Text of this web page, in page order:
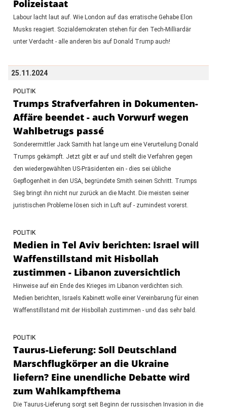
Polizeistaat
Labour lacht laut auf. Wie London auf das erratische Gehabe Elon
Musks reagiert. Sozialdemokraten stehen für den Tech-Milliardär
unter Verdacht - alle anderen bis auf Donald Trump auch!
25.11.2024
POLITIK
Trumps Strafverfahren in Dokumenten-
Affäre beendet - auch Vorwurf wegen
Wahlbetrugs passé
Sonderermittler Jack Samith hat lange um eine Verurteilung Donald
Trumps gekämpft. Jetzt gibt er auf und stellt die Verfahren gegen
den wiedergewählten US-Präsidenten ein - dies sei übliche
Gepflogenheit in den USA, begründete Smith seinen Schritt. Trumps
Sieg bringt ihn nicht nur zurück an die Macht. Die meisten seiner
juristischen Probleme lösen sich in Luft auf - zumindest vorerst.
POLITIK
Medien in Tel Aviv berichten: Israel will
Waffenstillstand mit Hisbollah
zustimmen - Libanon zuversichtlich
Hinweise auf ein Ende des Krieges im Libanon verdichten sich.
Medien berichten, Israels Kabinett wolle einer Vereinbarung für einen
Waffenstillstand mit der Hisbollah zustimmen - und das sehr bald.
POLITIK
Taurus-Lieferung: Soll Deutschland
Marschflugkörper an die Ukraine
liefern? Eine unendliche Debatte wird
zum Wahlkampfthema
Die Taurus-Lieferung sorgt seit Beginn der russischen Invasion in die